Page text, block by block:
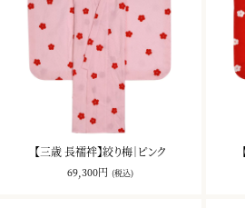
【三歳 長襦袢】絞り梅｜ピンク
69,300円 (税込)